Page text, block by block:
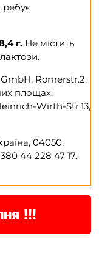
г. Не містить
Romerstr.2,
площах:
Wirth-Str.13,
04050,
44 228 47 17.
!!!